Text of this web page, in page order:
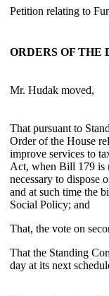
Petition relating to
ORDERS OF THE
Mr. Hudak moved,
That pursuant to
Order of the House
improve services to
Act, when Bill 179 is
necessary to dispose
and at such time the
Social Policy; and
That, the vote on
That the Standing
day at its next